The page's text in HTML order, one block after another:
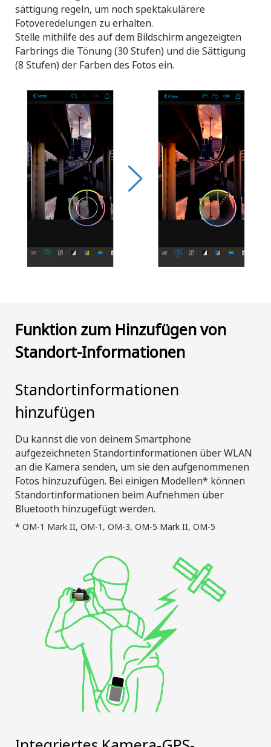
sättigung regeln, um noch spektakulärere
Fotoveredelungen zu erhalten.
Stelle mithilfe des auf dem Bildschirm angezeigten
Farbrings die Tönung (30 Stufen) und die Sättigung
(8 Stufen) der Farben des Fotos ein.
Funktion zum Hinzufügen von
Standort-Informationen
Standortinformationen
hinzufügen
Du kannst die von deinem Smartphone
aufgezeichneten Standortinformationen über WLAN
an die Kamera senden, um sie den aufgenommenen
Fotos hinzuzufügen. Bei einigen Modellen* können
Standortinformationen beim Aufnehmen über
Bluetooth hinzugefügt werden.
* OM-1 Mark II, OM-1, OM-3, OM-5 Mark II, OM-5